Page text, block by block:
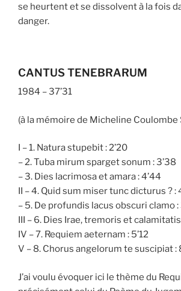
se heurtent et se dissolvent à la fois
danger.
CANTUS TENEBRARUM
1984 – 37’31
(à la mémoire de Micheline
I – 1. Natura stupebit : 2’20
– 2. Tuba mirum sparget sonum : 3’38
– 3. Dies lacrimosa et amara : 4’44
II – 4. Quid sum miser tunc dicturus ? :
– 5. De profundis lacus obscuri clamo :
III – 6. Dies Irae, tremoris et calamitatis
IV – 7. Requiem aeternam : 5’12
V – 8. Chorus angelorum te suscipiat :
J’ai voulu évoquer ici le thème du